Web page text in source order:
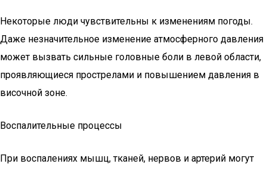
Некоторые люди чувствительны к изменениям погоды.
Даже незначительное изменение атмосферного давления
может вызвать сильные головные боли в левой области,
проявляющиеся прострелами и повышением давления в
височной зоне.
Воспалительные процессы
При воспалениях мышц, тканей, нервов и артерий могут